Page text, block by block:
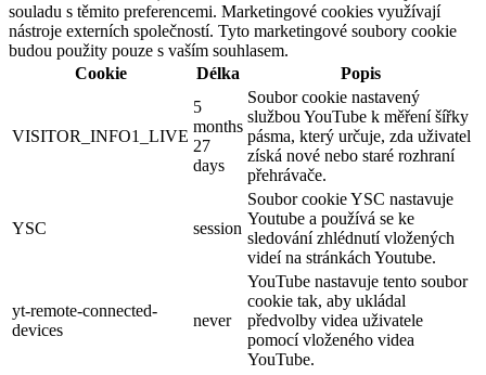
souladu s těmito preferencemi. Marketingové cookies využívají
nástroje externích společností. Tyto marketingové soubory cookie
budou použity pouze s vaším souhlasem.
Cookie
Délka Popis
VISITOR_INFO1_LIVE
5
months
27
days
Soubor cookie nastavený
službou YouTube k měření šířky
pásma, který určuje, zda uživatel
získá nové nebo staré rozhraní
přehrávače.
YSC session
Soubor cookie YSC nastavuje
Youtube a používá se ke
sledování zhlédnutí vložených
videí na stránkách Youtube.
yt-remote-connected-
devices
never
YouTube nastavuje tento soubor
cookie tak, aby ukládal
předvolby videa uživatele
pomocí vloženého videa
YouTube.